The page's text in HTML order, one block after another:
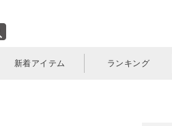
新着アイテム ランキング